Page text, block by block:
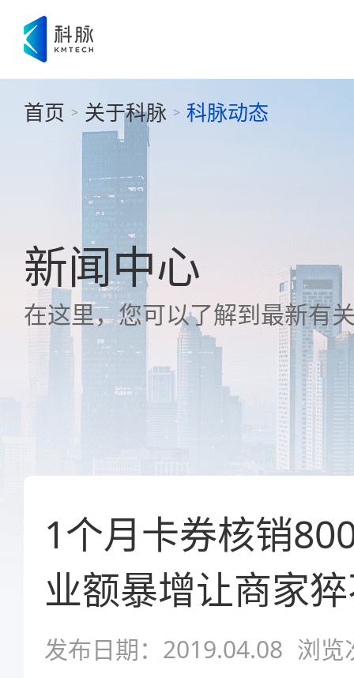
首页 > 关于科脉 > 科脉动态
新闻中心
在这里，您可以了解到最新有
1个月卡券核销
业额暴增让商家
发布日期：2019.04.08 浏览